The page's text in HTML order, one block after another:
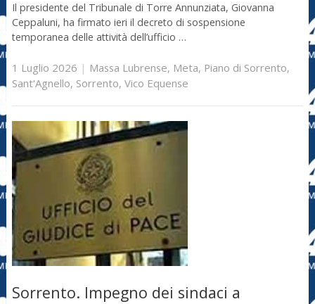
Il presidente del Tribunale di Torre Annunziata, Giovanna
Ceppaluni, ha firmato ieri il decreto di sospensione
temporanea delle attività dell’ufficio …
1 Luglio 2026 | Massa Lubrense, Meta, Piano di Sorrento,
Sant'Agnello, Sorrento, Vico Equense
Sorrento. Impegno dei sindaci a